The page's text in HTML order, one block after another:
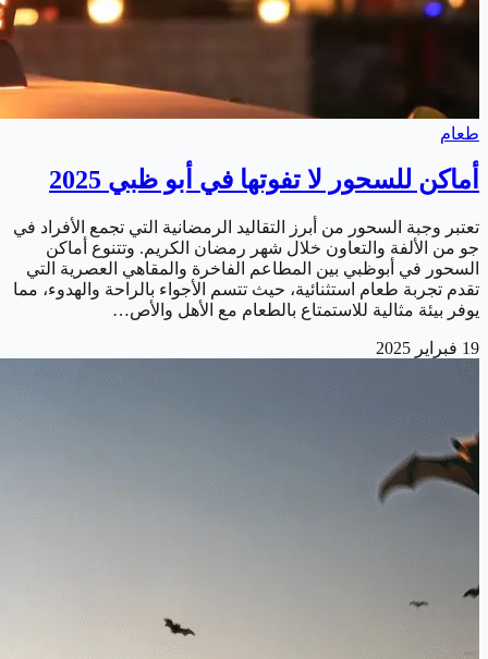
طعام
أماكن للسحور لا تفوتها في أبو ظبي 2025
تعتبر وجبة السحور من أبرز التقاليد الرمضانية التي تجمع الأفراد في
جو من الألفة والتعاون خلال شهر رمضان الكريم. وتتنوع أماكن
السحور في أبوظبي بين المطاعم الفاخرة والمقاهي العصرية التي
تقدم تجربة طعام استثنائية، حيث تتسم الأجواء بالراحة والهدوء، مما
يوفر بيئة مثالية للاستمتاع بالطعام مع الأهل والأص…
19 فبراير 2025